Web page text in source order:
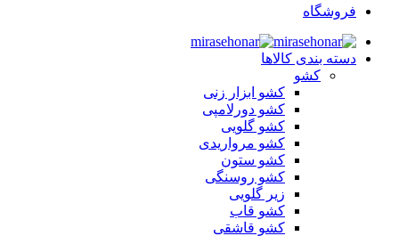
فروشگاه
دسته بندی کالاها
کشو
کشو ابزار زنی
کشو دورلامپی
کشو گلویی
کشو مرواریدی
کشو ستون
کشو روسنگی
زیر گلویی
کشو قاب
کشو قاشقی